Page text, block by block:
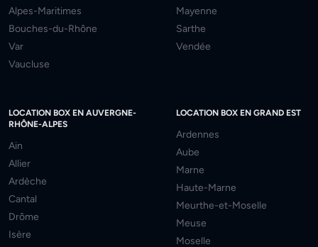
Alpes-Maritimes
Bouches-du-Rhône
Var
Vaucluse
Mayenne
Sarthe
Vendée
LOCATION BOX EN AUVERGNE-
RHÔNE-ALPES
Ain
Allier
Ardèche
Cantal
Drôme
Isère
LOCATION BOX EN GRAND EST
Ardennes
Aube
Marne
Haute-Marne
Meurthe-et-Moselle
Meuse
Moselle